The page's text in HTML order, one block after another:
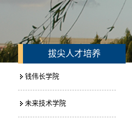
拔尖人才培养
钱伟长学院
未来技术学院